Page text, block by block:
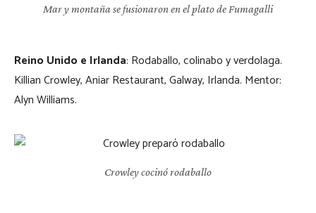
Mar y montaña se fusionaron en el plato de Fumagalli
Reino Unido e Irlanda: Rodaballo, colinabo y verdolaga.
Killian Crowley, Aniar Restaurant, Galway, Irlanda. Mentor:
Alyn Williams.
Crowley cocinó rodaballo